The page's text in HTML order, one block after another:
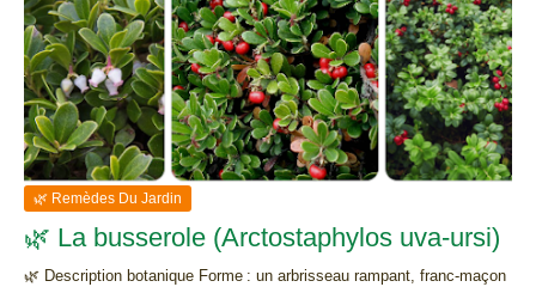
🌿 Remèdes Du Jardin
🌿 La busserole (Arctostaphylos uva-ursi)
🌿 Description botanique Forme : un arbrisseau rampant, franc-maçon